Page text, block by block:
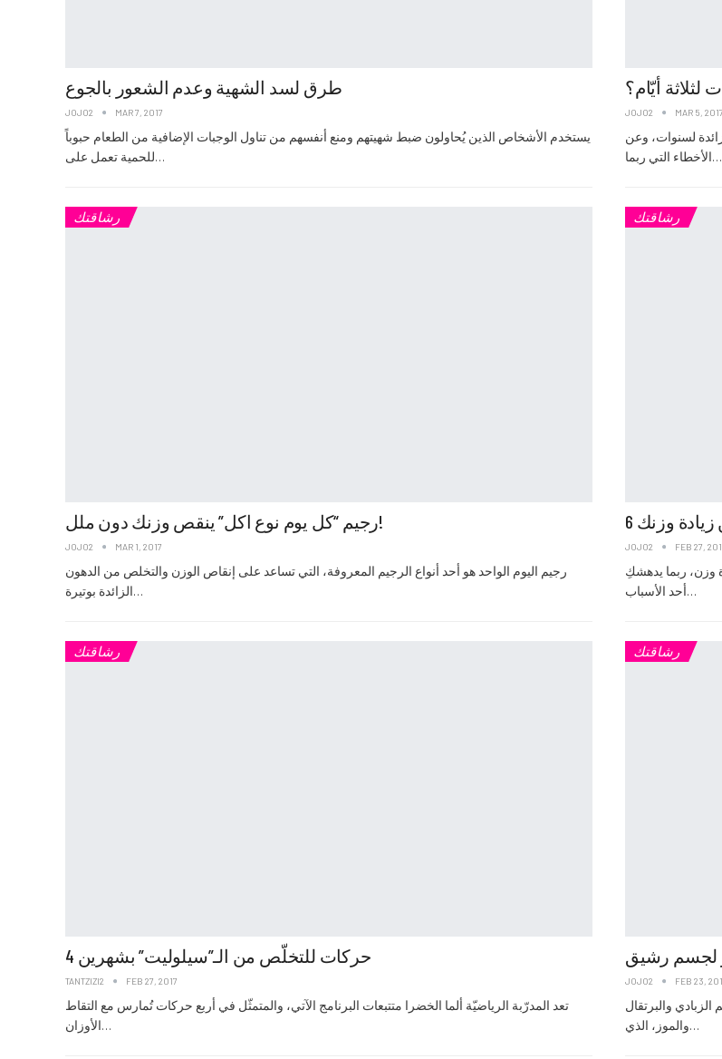
طرق لسد الشهية وعدم الشعور بالجوع
JOJO2 MAR 7, 2017
يستخدم الأشخاص الذين يُحاولون ضبط شهيتهم ومنع أنفسهم من تناول الوجبات الإضافية من الطعام حبوباً
للحمية تعمل على…
أيّام؟
JOJO2 MAR 5, 2017
لسنوات، وعن
الأخطاء التي ربما…
رشاقتك
رجيم “كل يوم نوع اكل” ينقص وزنك دون ملل!
JOJO2 MAR 1, 2017
رجيم اليوم الواحد هو أحد أنواع الرجيم المعروفة، التي تساعد على إنقاص الوزن والتخلص من الدهون
الزائدة بوتيرة…
رشاقتك
وزنك
JOJO2 FEB 27,
وزن، ربما يدهشكِ
أحد الأسباب…
رشاقتك
4 حركات للتخلّص من الـ”سيلوليت” بشهرين
TANTZIZI2 FEB 27, 2017
تعد المدرّبة الرياضيّة ألما الخضرا متتبعات البرنامج الآتي، والمتمثّل في أربع حركات تُمارس مع التقاط
الأوزان…
رشاقتك
JOJO2 FEB 23,
والبرتقال
والموز، الذي…